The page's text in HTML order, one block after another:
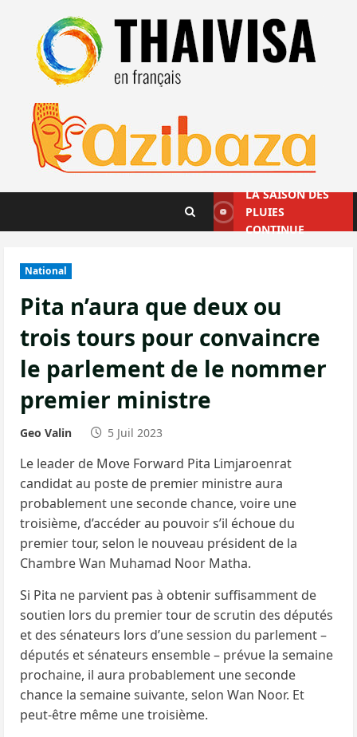
contenu
LA SAISON DES
PLUIES
CONTINUE
National
Pita n’aura que deux ou
trois tours pour convaincre
le parlement de le nommer
premier ministre
Geo Valin 5 Juil 2023
Le leader de Move Forward Pita Limjaroenrat
candidat au poste de premier ministre aura
probablement une seconde chance, voire une
troisième, d’accéder au pouvoir s’il échoue du
premier tour, selon le nouveau président de la
Chambre Wan Muhamad Noor Matha.
Si Pita ne parvient pas à obtenir suffisamment de
soutien lors du premier tour de scrutin des députés
et des sénateurs lors d’une session du parlement –
députés et sénateurs ensemble – prévue la semaine
prochaine, il aura probablement une seconde
chance la semaine suivante, selon Wan Noor. Et
peut-être même une troisième.